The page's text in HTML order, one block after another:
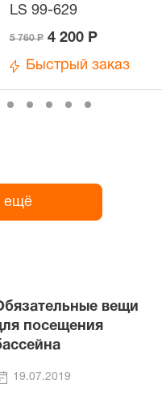
LS 99-629
5 760 Р 4 200 Р
Быстрый заказ
ещё
вещи
посещения
19.07.2019